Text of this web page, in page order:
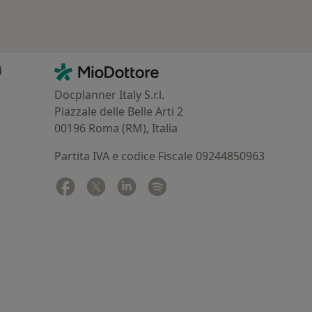
Contatti
MioDottore - Homepage
Docplanner Italy S.r.l.
Piazzale delle Belle Arti 2
00196 Roma (RM), Italia
Partita IVA e codice Fiscale 09244850963
Facebook
si apre in una nuova scheda
Twitter
si apre in una nuova scheda
Linkedin
si apre in una nuova scheda